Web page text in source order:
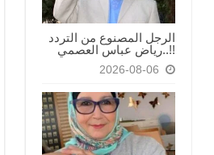
الرجل المصنوع من التردد
!!..رياض عباس العصمي
2026-08-06